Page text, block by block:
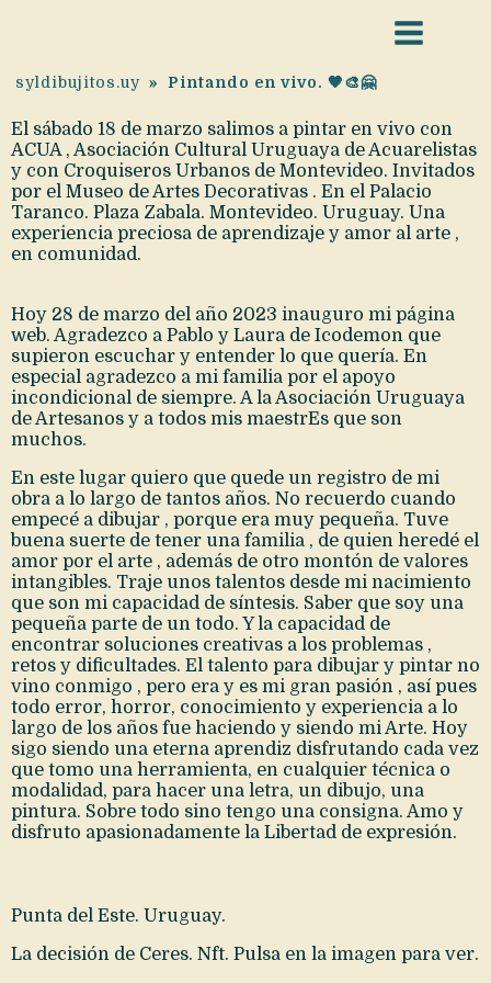
syldibujitos.uy » Pintando en vivo. 🧡🎨🤗
El sábado 18 de marzo salimos a pintar en vivo con
ACUA , Asociación Cultural Uruguaya de Acuarelistas
y con Croquiseros Urbanos de Montevideo. Invitados
por el Museo de Artes Decorativas . En el Palacio
Taranco. Plaza Zabala. Montevideo. Uruguay. Una
experiencia preciosa de aprendizaje y amor al arte ,
en comunidad.
Hoy 28 de marzo del año 2023 inauguro mi página
web. Agradezco a Pablo y Laura de Icodemon que
supieron escuchar y entender lo que quería. En
especial agradezco a mi familia por el apoyo
incondicional de siempre. A la Asociación Uruguaya
de Artesanos y a todos mis maestrEs que son
muchos.
En este lugar quiero que quede un registro de mi
obra a lo largo de tantos años. No recuerdo cuando
empecé a dibujar , porque era muy pequeña. Tuve
buena suerte de tener una familia , de quien heredé el
amor por el arte , además de otro montón de valores
intangibles. Traje unos talentos desde mi nacimiento
que son mi capacidad de síntesis. Saber que soy una
pequeña parte de un todo. Y la capacidad de
encontrar soluciones creativas a los problemas ,
retos y dificultades. El talento para dibujar y pintar no
vino conmigo , pero era y es mi gran pasión , así pues
todo error, horror, conocimiento y experiencia a lo
largo de los años fue haciendo y siendo mi Arte. Hoy
sigo siendo una eterna aprendiz disfrutando cada vez
que tomo una herramienta, en cualquier técnica o
modalidad, para hacer una letra, un dibujo, una
pintura. Sobre todo sino tengo una consigna. Amo y
disfruto apasionadamente la Libertad de expresión.
Punta del Este. Uruguay.
La decisión de Ceres. Nft. Pulsa en la imagen para ver.